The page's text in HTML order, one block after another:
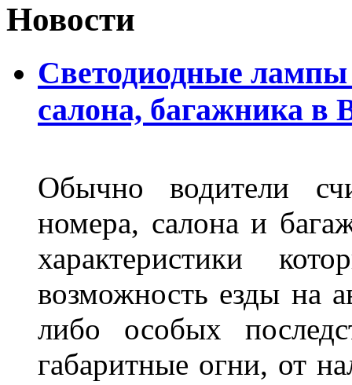
Новости
Светодиодные лампы
салона, багажника в
Обычно водители
номера, салона и
характеристики
возможность езды на
либо особых
габаритные огни, от